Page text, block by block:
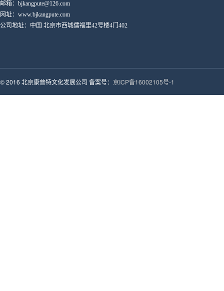
邮箱：bjkangpute@126.com
网址：www.bjkangpute.com
公司地址：中国 北京市西城儒福里42号楼4门402
© 2016 北京康普特文化发展公司 备案号： 京ICP备16002105号-1